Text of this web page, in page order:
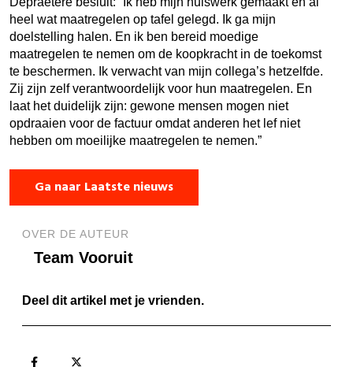
heel wat maatregelen op tafel gelegd. Ik ga mijn
doelstelling halen. En ik ben bereid moedige
maatregelen te nemen om de koopkracht in de toekomst
te beschermen. Ik verwacht van mijn collega’s hetzelfde.
Zij zijn zelf verantwoordelijk voor hun maatregelen. En
laat het duidelijk zijn: gewone mensen mogen niet
opdraaien voor de factuur omdat anderen het lef niet
hebben om moeilijke maatregelen te nemen.”
Ga naar Laatste nieuws
OVER DE AUTEUR
Team Vooruit
Deel dit artikel met je vrienden.